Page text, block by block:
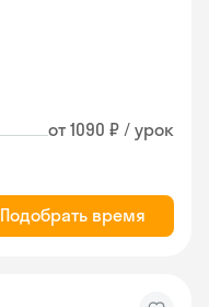
от 1090 ₽ / урок
Подобрать время